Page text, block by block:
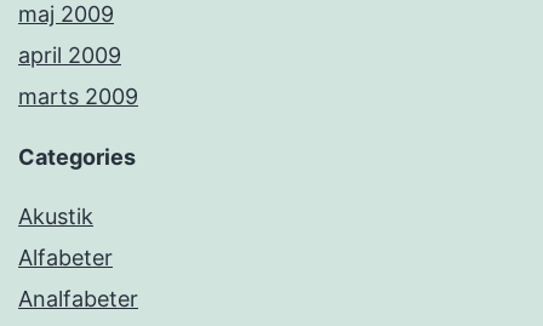
maj 2009
april 2009
marts 2009
Categories
Akustik
Alfabeter
Analfabeter